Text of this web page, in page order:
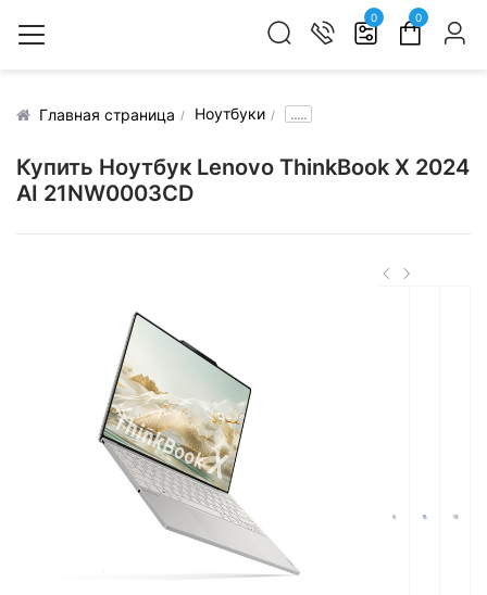
0 0
Главная страница Ноутбуки .....
Купить Ноутбук Lenovo ThinkBook X 2024
AI 21NW0003CD